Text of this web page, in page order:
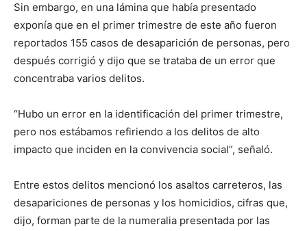
Sin embargo, en una lámina que había presentado
exponía que en el primer trimestre de este año fueron
reportados 155 casos de desaparición de personas, pero
después corrigió y dijo que se trataba de un error que
concentraba varios delitos.
“Hubo un error en la identificación del primer trimestre,
pero nos estábamos refiriendo a los delitos de alto
impacto que inciden en la convivencia social”, señaló.
Entre estos delitos mencionó los asaltos carreteros, las
desapariciones de personas y los homicidios, cifras que,
dijo, forman parte de la numeralia presentada por las